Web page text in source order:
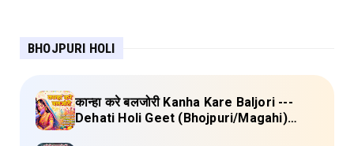
BHOJPURI HOLI
कान्हा करे बलजोरी Kanha Kare Baljori ---
Dehati Holi Geet (Bhojpuri/Magahi)